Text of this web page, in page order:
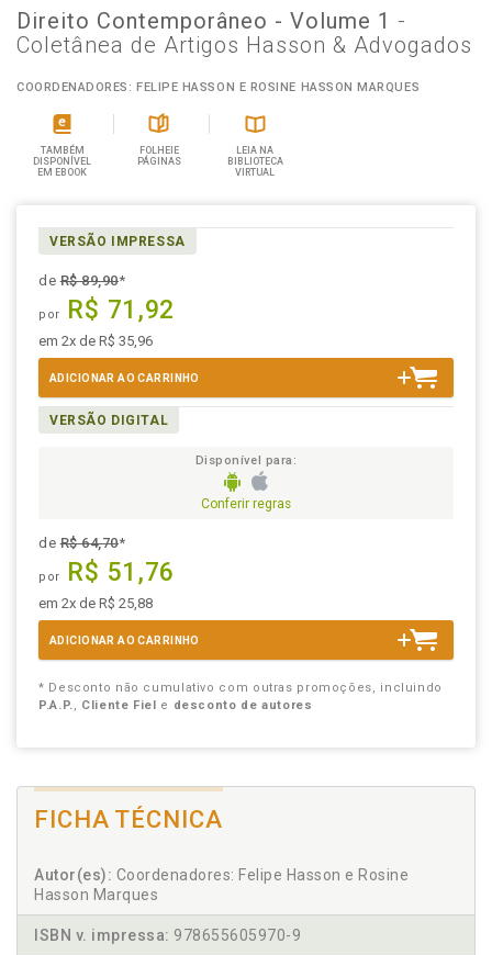
Direito Contemporâneo - Volume 1 -
Coletânea de Artigos Hasson & Advogados
COORDENADORES: FELIPE HASSON E ROSINE HASSON MARQUES
TAMBÉM
DISPONÍVEL
EM EBOOK
FOLHEIE
PÁGINAS
LEIA NA
BIBLIOTECA
VIRTUAL
VERSÃO IMPRESSA
deR$ 89,90*
por R$ 71,92
em 2x de R$ 35,96
ADICIONAR AO CARRINHO
VERSÃO DIGITAL
Disponível para:
Conferir regras
deR$ 64,70*
por R$ 51,76
em 2x de R$ 25,88
ADICIONAR AO CARRINHO
* Desconto não cumulativo com outras promoções, incluindo
P.A.P., Cliente Fiel e desconto de autores
FICHA TÉCNICA
Autor(es): Coordenadores: Felipe Hasson e Rosine
Hasson Marques
ISBN v. impressa: 978655605970-9